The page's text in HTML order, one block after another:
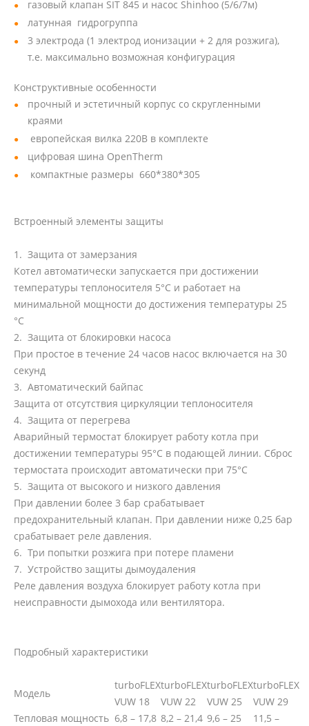
газовый клапан SIT 845 и насос Shinhoo (5/6/7м)
латунная гидрогруппа
3 электрода (1 электрод ионизации + 2 для розжига),
т.е. максимально возможная конфигурация
Конструктивные особенности
прочный и эстетичный корпус со скругленными
краями
европейская вилка 220В в комплекте
цифровая шина OpenTherm
компактные размеры 660*380*305
Встроенный элементы защиты
1. Защита от замерзания
Котел автоматически запускается при достижении
температуры теплоносителя 5°C и работает на
минимальной мощности до достижения температуры 25
°C
2. Защита от блокировки насоса
При простое в течение 24 часов насос включается на 30
секунд
3. Автоматический байпас
Защита от отсутствия циркуляции теплоносителя
4. Защита от перегрева
Аварийный термостат блокирует работу котла при
достижении температуры 95°C в подающей линии. Сброс
термостата происходит автоматически при 75°C
5. Защита от высокого и низкого давления
При давлении более 3 бар срабатывает
предохранительный клапан. При давлении ниже 0,25 бар
срабатывает реле давления.
6. Три попытки розжига при потере пламени
7. Устройство защиты дымоудаления
Реле давления воздуха блокирует работу котла при
неисправности дымохода или вентилятора.
Подробный характеристики
Модель
turboFLEX
VUW 18
turboFLEX
VUW 22
turboFLEX
VUW 25
turboFLEX
VUW 29
Тепловая мощность 6,8 – 17,8 8,2 – 21,4 9,6 – 25
11,5 –